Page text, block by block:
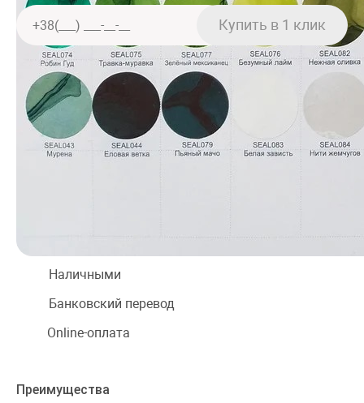
Доставка. Минимальная сумма заказа 150 грн
Отделение «Нова пошта» — от 40 грн
Курьером «Нова пошта» — от 60 грн
Оплата
Наличными
Банковский перевод
Online-оплата
Преимущества